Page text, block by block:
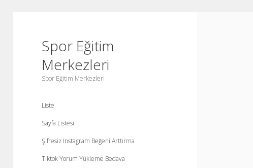
Spor Eğitim
Merkezleri
Spor Eğitim Merkezleri
Liste
Sayfa Listesi
Şifresiz Instagram Beğeni Arttırma
Tiktok Yorum Yükleme Bedava